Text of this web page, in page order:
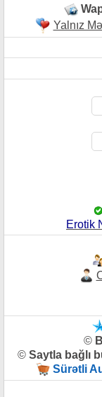
Yalnız
Erotik
©
© Saytla bağlı
Sürətli